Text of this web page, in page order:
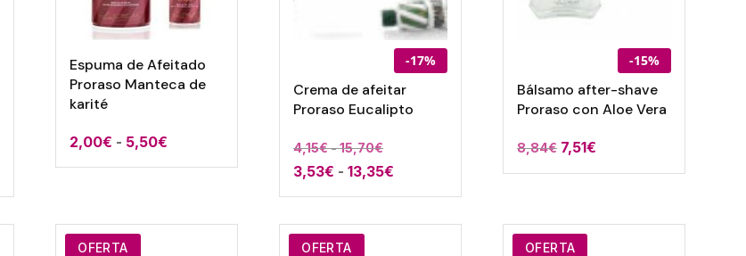
Espuma de Afeitado
Proraso Manteca de
karité
2,00€ - 5,50€
de
-17%
Crema de afeitar
Proraso Eucalipto
4,15€-15,70€Rango
de
precios:
3,53€ - 13,35€
de
-15%
Bálsamo after-shave
Proraso con Aloe Vera
8,84€ 7,51€
OFERTA OFERTA OFERTA